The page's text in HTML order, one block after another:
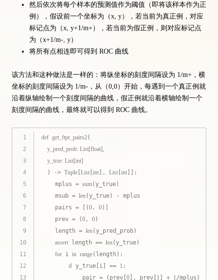
然后依次将每个样本的预测值作为阈值（即将该样本作为正
例），假设前一个坐标为（x, y），若当前为真正例，对应
标记点为（x, y+1/m+），若当前为假正例，则对应标记点
为（x+1/m-, y）
将所有点相连即可得到 ROC 曲线
该方法和这种做法是一样的：将纵坐标的刻度间隔设为 1/m+，横
坐标的刻度间隔设为 1/m-，从（0,0）开始，每遇到一个真正例就
沿着纵轴绘制一个刻度间隔的曲线，假正例就沿着横轴绘制一个
刻度间隔的曲线，最终就可以得到 ROC 曲线。
1
2
3
4
5
6
7
8
9
10
11
12
13
def get_ftpr_pairs2 (
    y_pred_prob:
List[float],
    y_true:
List[int]
) -> Tuple [List [int], List [int]]:
    mplus =
sum(y_true)
    msub =
len (y_true) - mplus
    pairs = [(
0 , 0)]
    prev = (
0 , 0)
    length =
len (y_pred_prob)
assert length == len (y_true)
for i in range(length):
if y_true[i] == 1 :
            pair = (prev[
0], prev[1 ] + 1 /mplus)